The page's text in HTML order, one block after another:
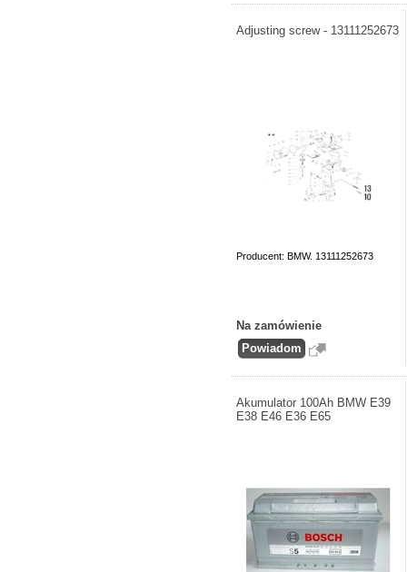
Adjusting screw - 13111252673
Producent: BMW. 13111252673
Na zamówienie
Akumulator 100Ah BMW E39
E38 E46 E36 E65